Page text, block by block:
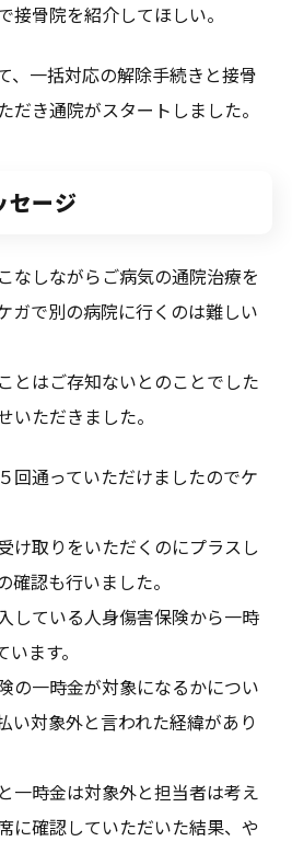
接骨院を紹介してほしい。
、一括対応の解除手続きと接骨
だき通院がスタートしました。
セージ
なしながらご病気の通院治療を
ガで別の病院に行くのは難しい
とはご存知ないとのことでした
いただきました。
回通っていただけましたのでケ
け取りをいただくのにプラスし
確認も行いました。
している人身傷害保険から一時
ます。
の一時金が対象になるかについ
い対象外と言われた経緯があり
一時金は対象外と担当者は考え
に確認していただいた結果、や